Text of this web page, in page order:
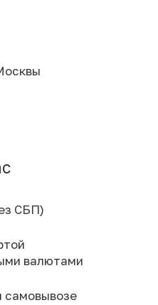
СБП)
валютами
самовывозе